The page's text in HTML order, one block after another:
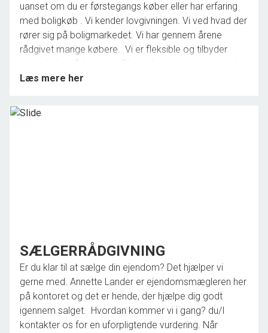
uanset om du er førstegangs køber eller har erfaring
med boligkøb . Vi kender lovgivningen. Vi ved hvad der
rører sig på boligmarkedet. Vi har gennem årene
rådgivet mange købere. Vi er fleksible og tilbyder
vores køberrådgivning på højt plan, men i et sprog du
forstår.
Læs mere her
SÆLGERRÅDGIVNING
Er du klar til at sælge din ejendom? Det hjælper vi
gerne med. Annette Lander er ejendomsmægleren her
på kontoret og det er hende, der hjælpe dig godt
igennem salget. Hvordan kommer vi i gang? du/I
kontakter os for en uforpligtende vurdering. Når